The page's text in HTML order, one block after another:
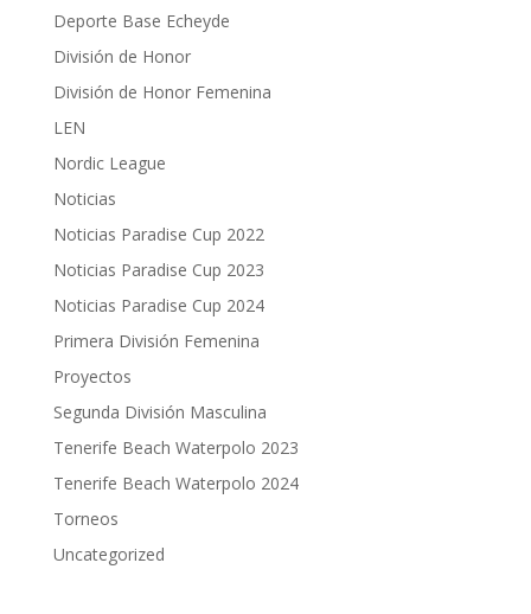
Deporte Base Echeyde
División de Honor
División de Honor Femenina
LEN
Nordic League
Noticias
Noticias Paradise Cup 2022
Noticias Paradise Cup 2023
Noticias Paradise Cup 2024
Primera División Femenina
Proyectos
Segunda División Masculina
Tenerife Beach Waterpolo 2023
Tenerife Beach Waterpolo 2024
Torneos
Uncategorized